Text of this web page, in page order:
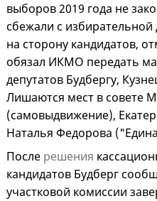
выборов 2019 года не
сбежали с избирательной
на сторону кандидатов,
обязал ИКМО передать
депутатов Будбергу,
Лишаются мест в совете
(самовыдвижение),
Наталья Федорова
После решения
кандидатов Будберг
участковой комиссии